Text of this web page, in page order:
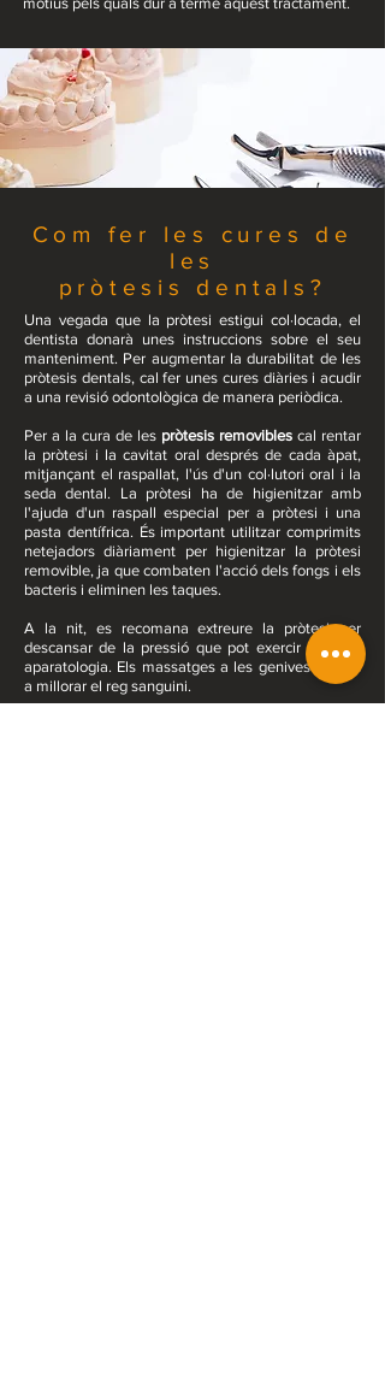
Com fer les cures de
les
pròtesis dentals?
Una vegada que la pròtesi estigui col·locada, el
dentista donarà unes instruccions sobre el seu
manteniment. Per augmentar la durabilitat de les
pròtesis dentals, cal fer unes cures diàries i acudir
a una revisió odontològica de manera periòdica.
Per a la cura de les pròtesis removibles cal rentar
la pròtesi i la cavitat oral després de cada àpat,
mitjançant el raspallat, l'ús d'un col·lutori oral i la
seda dental. La pròtesi ha de higienitzar amb
l'ajuda d'un raspall especial per a pròtesi i una
pasta dentífrica. És important utilitzar comprimits
netejadors diàriament per higienitzar la pròtesi
removible, ja que combaten l'acció dels fongs i els
bacteris i eliminen les taques.
A la nit, es recomana extreure la pròtesi per
descansar de la pressió que pot exercir aquesta
aparatologia. Els massatges a les genives ajuden
a millorar el reg sanguini.